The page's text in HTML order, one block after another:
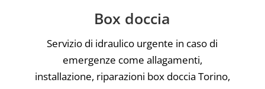
Box doccia
Servizio di idraulico urgente in caso di
emergenze come allagamenti,
installazione, riparazioni box doccia Torino,